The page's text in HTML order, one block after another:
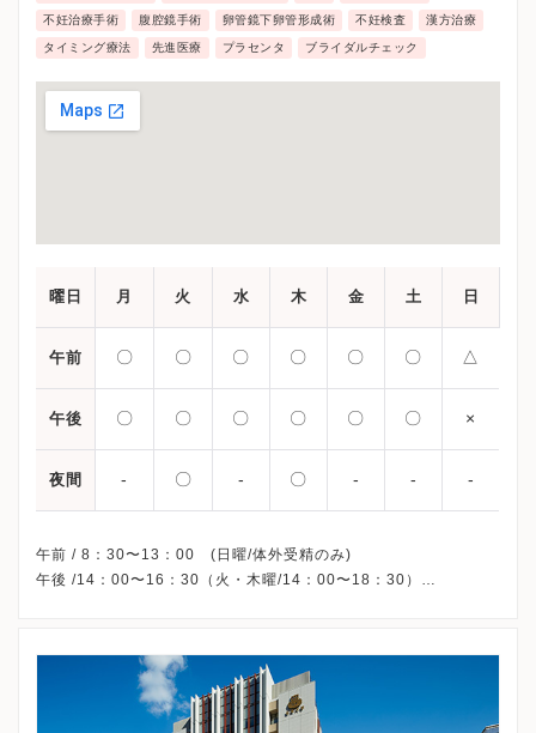
不妊治療手術 腹腔鏡手術 卵管鏡下卵管形成術 不妊検査 漢方治療
タイミング療法 先進医療 プラセンタ ブライダルチェック
曜日 月 火 水 木 金 土 日
午前 〇 〇 〇 〇 〇 〇 △
午後 〇 〇 〇 〇 〇 〇 ×
夜間 - 〇 - 〇 - - -
午前 / 8：30〜13：00 (日曜/体外受精のみ)
午後 /14：00〜16：30（火・木曜/14：00〜18：30）
※学会やビル全体の定期メンテナンス（2月第3日曜日、年末年
始）の際には休診させていただくことがございます。
※詳細はクリニックHPを確認、または直接お問い合わせくださ